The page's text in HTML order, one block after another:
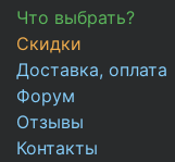
Что выбрать?
Скидки
Доставка, оплата
Форум
Отзывы
Контакты